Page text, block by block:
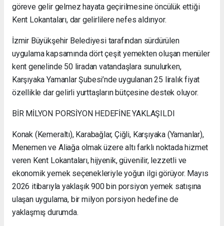
göreve gelir gelmez hayata geçirilmesine öncülük ettiği
Kent Lokantaları, dar gelirlilere nefes aldırıyor.
İzmir Büyükşehir Belediyesi tarafından sürdürülen
uygulama kapsamında dört çeşit yemekten oluşan menüler
kent genelinde 50 liradan vatandaşlara sunulurken,
Karşıyaka Yamanlar Şubesi’nde uygulanan 25 liralık fiyat
özellikle dar gelirli yurttaşların bütçesine destek oluyor.
BİR MİLYON PORSİYON HEDEFİNE YAKLAŞILDI
Konak (Kemeraltı), Karabağlar, Çiğli, Karşıyaka (Yamanlar),
Menemen ve Aliağa olmak üzere altı farklı noktada hizmet
veren Kent Lokantaları, hijyenik, güvenilir, lezzetli ve
ekonomik yemek seçenekleriyle yoğun ilgi görüyor. Mayıs
2026 itibarıyla yaklaşık 900 bin porsiyon yemek satışına
ulaşan uygulama, bir milyon porsiyon hedefine de
yaklaşmış durumda.